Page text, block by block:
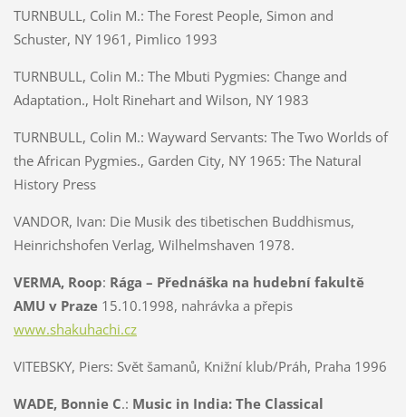
TURNBULL, Colin M.: The Forest People, Simon and
Schuster, NY 1961, Pimlico 1993
TURNBULL, Colin M.: The Mbuti Pygmies: Change and
Adaptation., Holt Rinehart and Wilson, NY 1983
TURNBULL, Colin M.: Wayward Servants: The Two Worlds of
the African Pygmies., Garden City, NY 1965: The Natural
History Press
VANDOR, Ivan: Die Musik des tibetischen Buddhismus,
Heinrichshofen Verlag, Wilhelmshaven 1978.
VERMA, Roop: Rága – Přednáška na hudební fakultě
AMU v Praze15.10.1998, nahrávka a přepis
www.shakuhachi.cz
VITEBSKY, Piers: Svět šamanů, Knižní klub/Práh, Praha 1996
WADE, Bonnie C.: Music in India: The Classical